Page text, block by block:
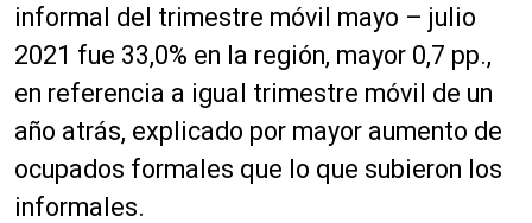
informal del trimestre móvil mayo – julio
2021 fue 33,0% en la región, mayor 0,7 pp.,
en referencia a igual trimestre móvil de un
año atrás, explicado por mayor aumento de
ocupados formales que lo que subieron los
informales.